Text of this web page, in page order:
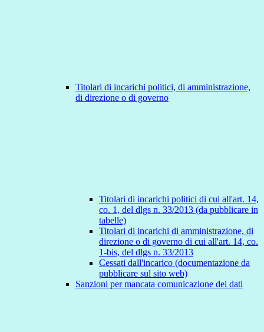
Titolari di incarichi politici, di amministrazione,
di direzione o di governo
Titolari di incarichi politici di cui all'art. 14,
co. 1, del dlgs n. 33/2013 (da pubblicare in
tabelle)
Titolari di incarichi di amministrazione, di
direzione o di governo di cui all'art. 14, co.
1-bis, del dlgs n. 33/2013
Cessati dall'incarico (documentazione da
pubblicare sul sito web)
Sanzioni per mancata comunicazione dei dati